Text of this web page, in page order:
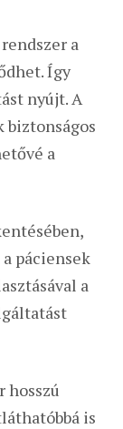
a
Így
nyújt. A
biztonságos
a
páciensek
a
hosszú
is